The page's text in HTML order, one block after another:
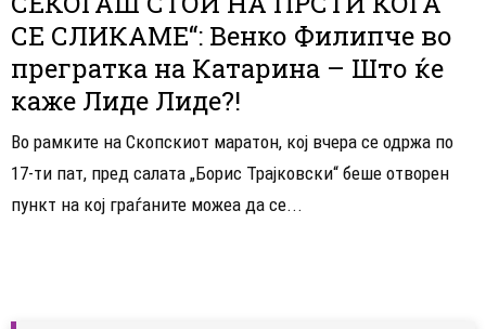
СЕ СЛИКАМЕ“: Венко Филипче во
прегратка на Катарина – Што ќе
каже Лиде Лиде?!
Во рамките на Скопскиот маратон, кој вчера се одржа по
17-ти пат, пред салата „Борис Трајковски“ беше отворен
пункт на кој граѓаните можеа да се...